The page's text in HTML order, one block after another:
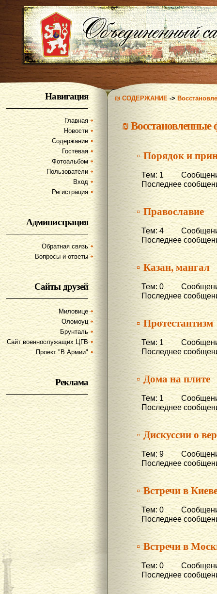
Навигация
Главная
Новости
Содержание
Гостевая
Фотоальбом
Пользователи
Вход
Регистрация
Администрация
Обратная связь
Вопросы и ответы
Сайты друзей
Миловице
Оломоуц
Брунталь
Сайт военнослужащих ЦГВ
Проект "В Армии"
Реклама
₪ СОДЕРЖАНИЕ->
₪
▫ Порядок и
Тем: 1
Последнее
▫ Православие
Тем: 4
Последнее
▫ Казан, мангал
Тем: 0
Последнее
▫ Протестантизм
Тем: 1
Последнее
▫ Дома на плите
Тем: 1
Последнее
▫ Дискуссии о
Тем: 9
Последнее
▫ Встречи в
Тем: 0
Последнее
▫ Встречи в
Тем: 0
Последнее